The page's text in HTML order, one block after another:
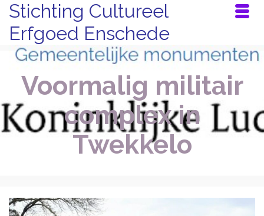
Stichting Cultureel
Erfgoed Enschede
Voormalig militair
complex in
Twekkelo